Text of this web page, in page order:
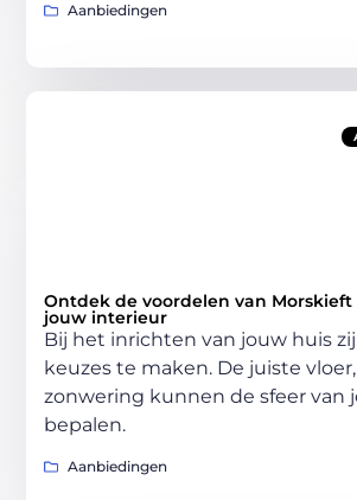
Aanbiedingen
Ontdek de voordelen van
jouw interieur
Bij het inrichten van jouw huis
keuzes te maken. De juiste
zonwering kunnen de sfeer van
bepalen.
Aanbiedingen